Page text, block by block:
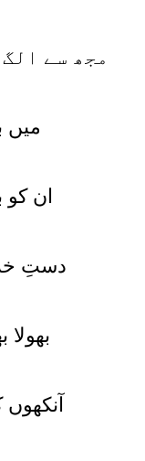
مجھ سے
میں
ان کو
دستِ
بھولا